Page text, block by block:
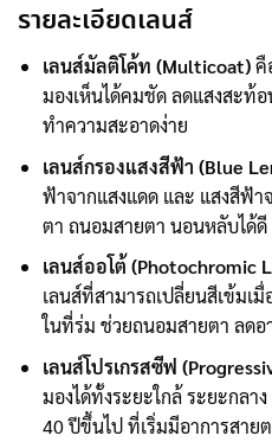
รายละเอียดเลนส์
เลนส์มัลติโค้ท (Multicoat)คื
มองเห็นได้คมชัด ลดแสงสะท้
ทำความสะอาดง่าย
เลนส์กรองแสงสีฟ้า (Blue
ฟ้าจากแสงแดด และ แสงสีฟ้า
ตา ถนอมสายตา นอนหลับได้ดี
เลนส์ออโต้ (Photochromic
เลนส์ที่สามารถเปลี่ยนสีเข้มเ
ในที่ร่ม ช่วยถนอมสายตา ลดอ
เลนส์โปรเกรสซีฟ
มองได้ทั้งระยะใกล้ ระยะกลา
40 ปีขึ้นไป ที่เริ่มมีอาการสาย